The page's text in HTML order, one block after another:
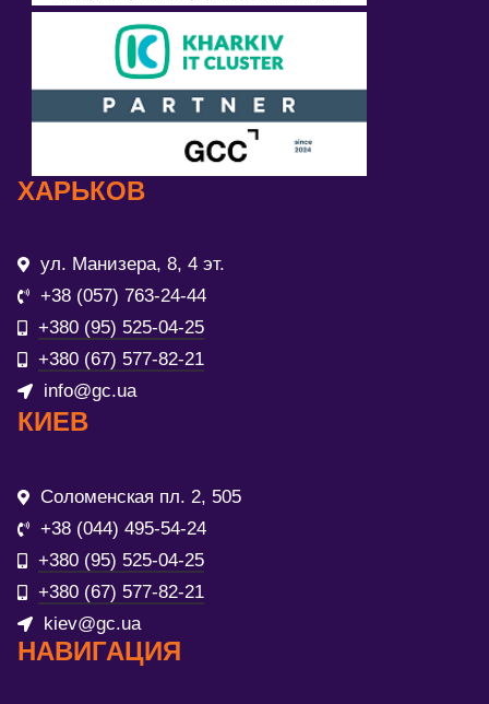
ХАРЬКОВ
ул. Манизера, 8, 4 эт.
+38 (057) 763-24-44
+380 (95) 525-04-25
+380 (67) 577-82-21
info@gc.ua
КИЕВ
Соломенская пл. 2, 505
+38 (044) 495-54-24
+380 (95) 525-04-25
+380 (67) 577-82-21
kiev@gc.ua
НАВИГАЦИЯ